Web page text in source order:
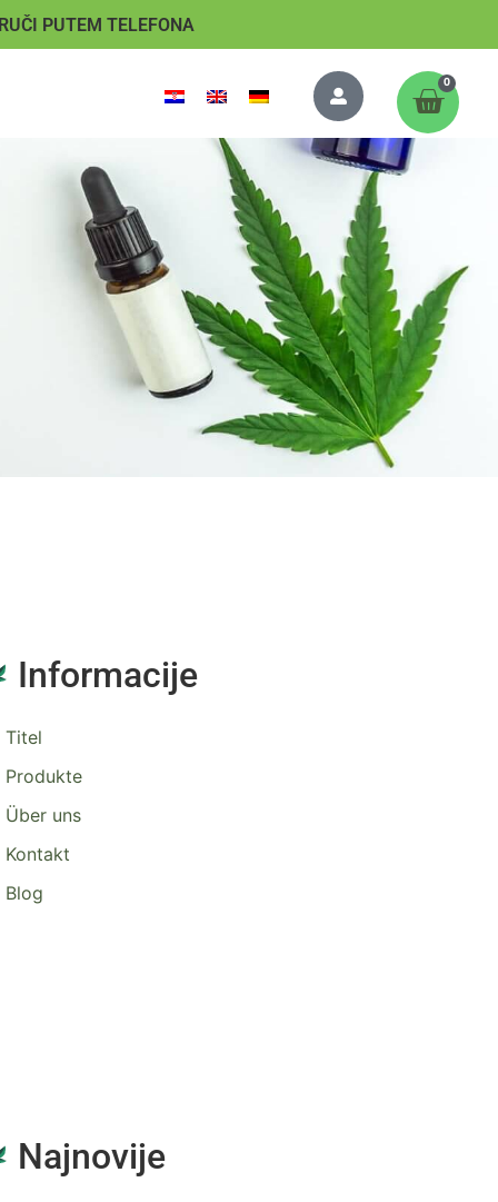
PUTEM TELEFONA
0
Informacije
Titel
Produkte
Über uns
Kontakt
Blog
Najnovije